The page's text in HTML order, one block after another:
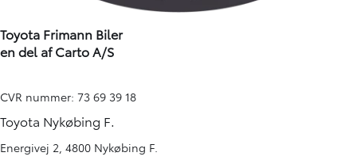
Toyota Frimann Biler
en del af Carto A/S
CVR nummer: 73 69 39 18
Toyota Nykøbing F.
Energivej 2, 4800 Nykøbing F.